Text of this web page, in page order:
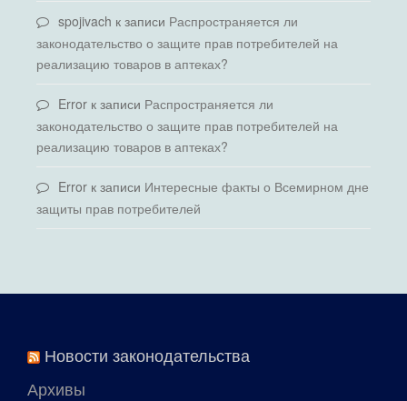
spojivach к записи Распространяется ли
законодательство о защите прав потребителей на
реализацию товаров в аптеках?
Error к записи Распространяется ли
законодательство о защите прав потребителей на
реализацию товаров в аптеках?
Error к записи Интересные факты о Всемирном дне
защиты прав потребителей
Новости законодательства
Архивы